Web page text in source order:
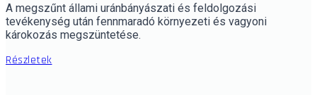
A megszűnt állami uránbányászati és feldolgozási
tevékenység után fennmaradó környezeti és vagyoni
károkozás megszüntetése.
Részletek